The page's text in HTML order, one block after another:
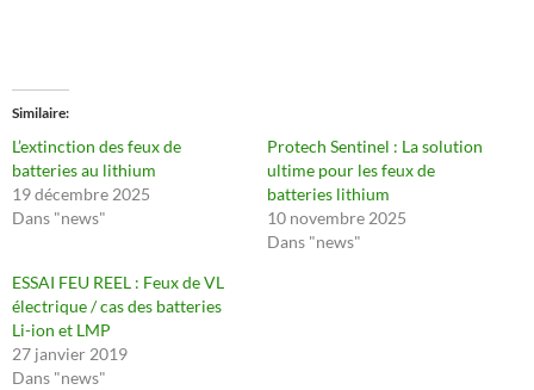
Similaire
L’extinction des feux de
batteries au lithium
19 décembre 2025
Dans "news"
Protech Sentinel : La solution
ultime pour les feux de
batteries lithium
10 novembre 2025
Dans "news"
ESSAI FEU REEL : Feux de VL
électrique / cas des batteries
Li-ion et LMP
27 janvier 2019
Dans "news"